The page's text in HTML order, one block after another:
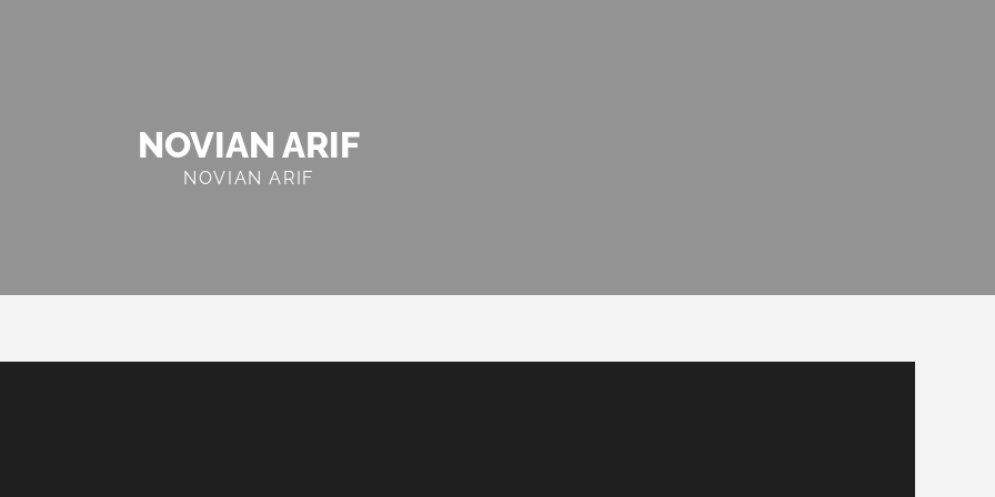
NOVIAN ARIF
NOVIAN ARIF